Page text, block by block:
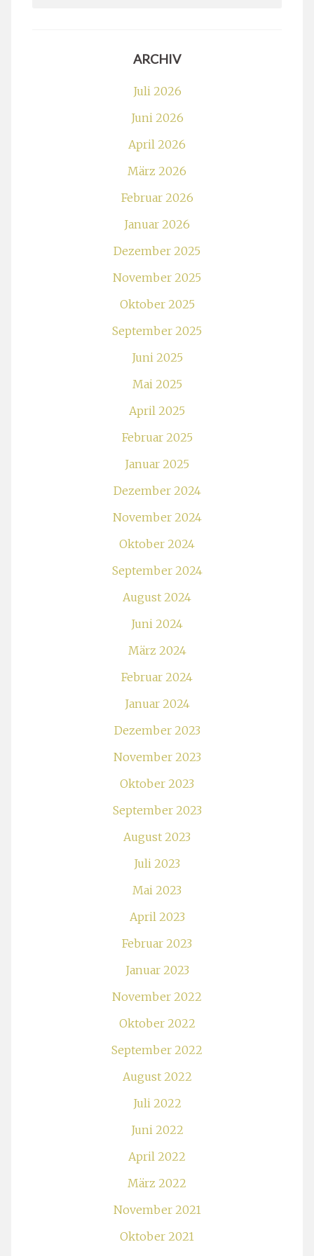
ARCHIV
Juli 2026
Juni 2026
April 2026
März 2026
Februar 2026
Januar 2026
Dezember 2025
November 2025
Oktober 2025
September 2025
Juni 2025
Mai 2025
April 2025
Februar 2025
Januar 2025
Dezember 2024
November 2024
Oktober 2024
September 2024
August 2024
Juni 2024
März 2024
Februar 2024
Januar 2024
Dezember 2023
November 2023
Oktober 2023
September 2023
August 2023
Juli 2023
Mai 2023
April 2023
Februar 2023
Januar 2023
November 2022
Oktober 2022
September 2022
August 2022
Juli 2022
Juni 2022
April 2022
März 2022
November 2021
Oktober 2021